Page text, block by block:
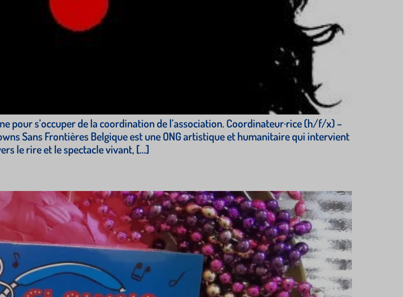
pour s’occuper de la coordination de l’association. Coordinateur·rice (h/f/x) –
Sans Frontières Belgique est une ONG artistique et humanitaire qui intervient
le rire et le spectacle vivant, […]